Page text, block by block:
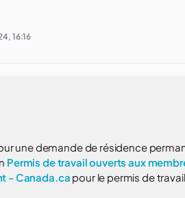
16:16
une demande de résidence
Permis de travail ouverts aux
- Canada.ca pour le permis de